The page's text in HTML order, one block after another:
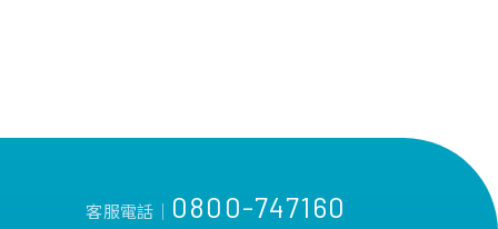
客服電話│ 0800-747160